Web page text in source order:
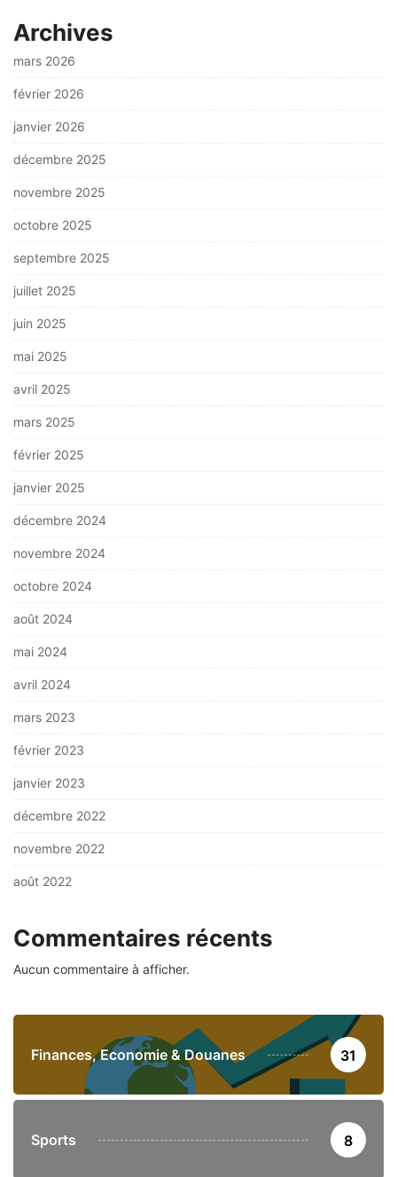
Archives
mars 2026
février 2026
janvier 2026
décembre 2025
novembre 2025
octobre 2025
septembre 2025
juillet 2025
juin 2025
mai 2025
avril 2025
mars 2025
février 2025
janvier 2025
décembre 2024
novembre 2024
octobre 2024
août 2024
mai 2024
avril 2024
mars 2023
février 2023
janvier 2023
décembre 2022
novembre 2022
août 2022
Commentaires récents
Aucun commentaire à afficher.
Finances, Economie & Douanes 31
Sports 8